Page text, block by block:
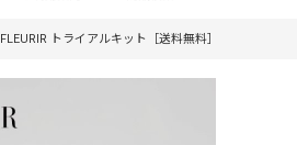
FLEURIR トライアルキット［送料無料］